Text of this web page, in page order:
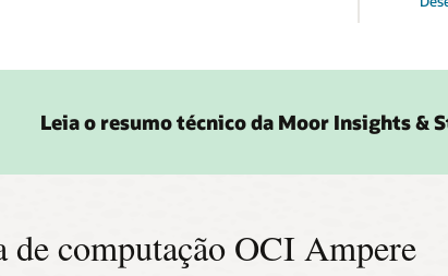
Leia o resumo técnico da Moor Insights &
de computação OCI Ampere